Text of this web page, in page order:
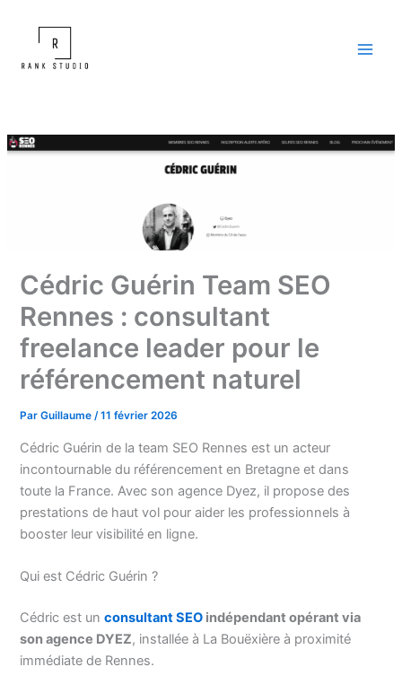
Cédric Guérin Team SEO
Rennes : consultant
freelance leader pour le
référencement naturel
ParGuillaume/11 février 2026
Cédric Guérin de la team SEO Rennes est un acteur
incontournable du référencement en Bretagne et dans
toute la France. Avec son agence Dyez, il propose des
prestations de haut vol pour aider les professionnels à
booster leur visibilité en ligne.
Qui est Cédric Guérin ?
Cédric est unconsultant SEO indépendant opérant via
son agence DYEZ, installée à La Bouëxière à proximité
immédiate de Rennes.